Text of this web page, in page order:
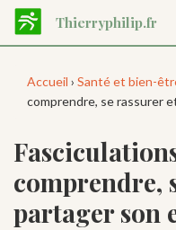
Aller
contenu
Thierryphilip.fr
Accueil › Santé et bien-
comprendre, se rassurer
comprendre,
partager son